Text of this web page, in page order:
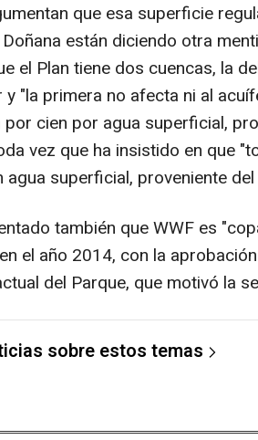
que esa superficie
están diciendo otra
el Plan tiene dos cuencas, la
y "la primera no afecta ni al
por cien por agua superficial,
vez que ha insistido en que
agua superficial, proveniente
también que WWF es
el año 2014, con la
del Parque, que motivó la
sobre estos temas